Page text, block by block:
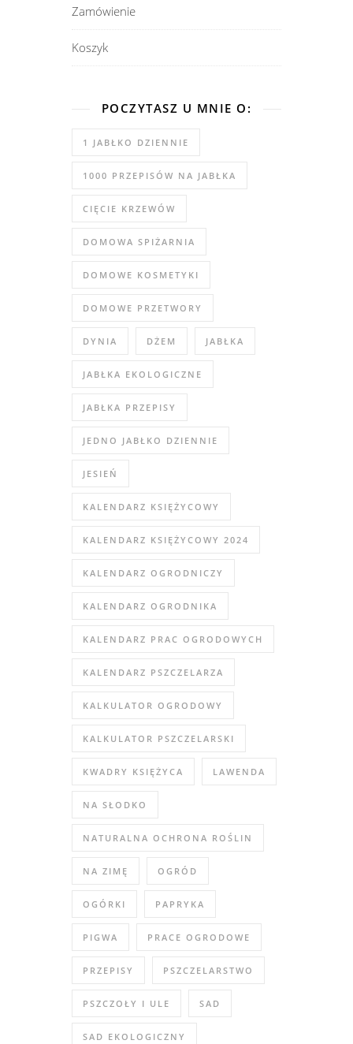
Zamówienie
Koszyk
POCZYTASZ U MNIE O:
1 JABŁKO DZIENNIE
1000 PRZEPISÓW NA JABŁKA
CIĘCIE KRZEWÓW
DOMOWA SPIŻARNIA
DOMOWE KOSMETYKI
DOMOWE PRZETWORY
DYNIA DŻEM JABŁKA
JABŁKA EKOLOGICZNE
JABŁKA PRZEPISY
JEDNO JABŁKO DZIENNIE
JESIEŃ
KALENDARZ KSIĘŻYCOWY
KALENDARZ KSIĘŻYCOWY 2024
KALENDARZ OGRODNICZY
KALENDARZ OGRODNIKA
KALENDARZ PRAC OGRODOWYCH
KALENDARZ PSZCZELARZA
KALKULATOR OGRODOWY
KALKULATOR PSZCZELARSKI
KWADRY KSIĘŻYCA LAWENDA
NA SŁODKO
NATURALNA OCHRONA ROŚLIN
NA ZIMĘ OGRÓD
OGÓRKI PAPRYKA
PIGWA PRACE OGRODOWE
PRZEPISY PSZCZELARSTWO
PSZCZOŁY I ULE SAD
SAD EKOLOGICZNY